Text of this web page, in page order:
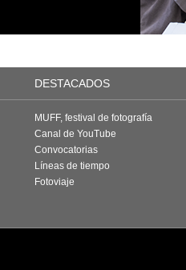
DESTACADOS
MUFF, festival de fotografía
Canal de YouTube
Convocatorias
Líneas de tiempo
Fotoviaje